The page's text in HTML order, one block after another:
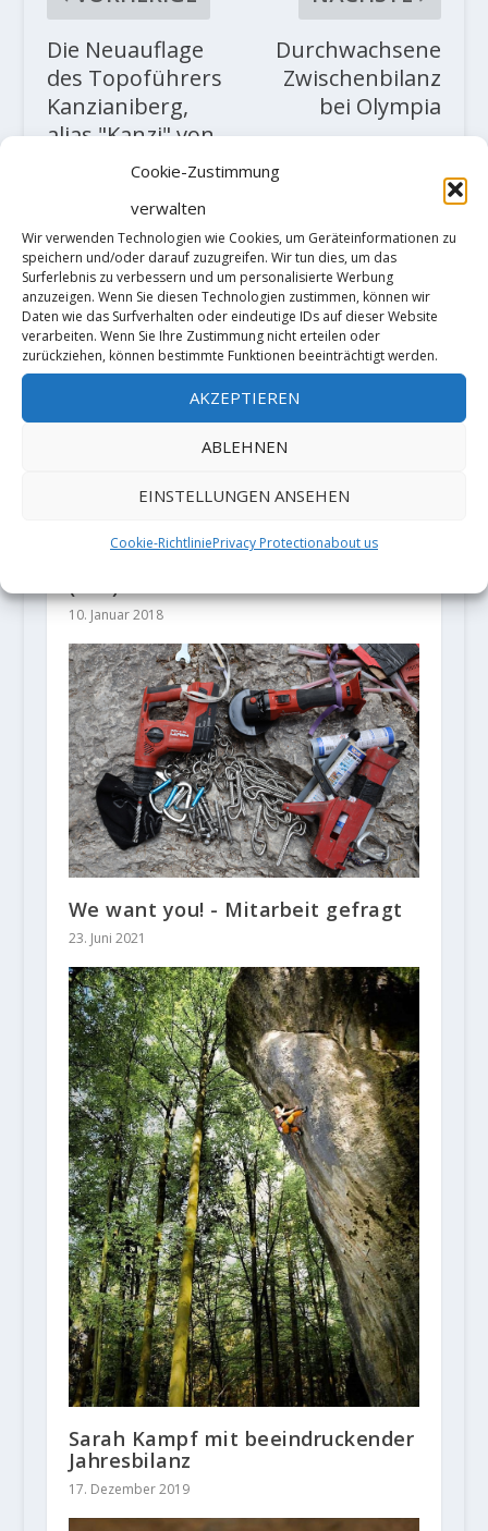
Cookie-Zustimmung
verwalten
Wir verwenden Technologien wie Cookies, um Geräteinformationen zu
speichern und/oder darauf zuzugreifen. Wir tun dies, um das
Surferlebnis zu verbessern und um personalisierte Werbung
anzuzeigen. Wenn Sie diesen Technologien zustimmen, können wir
Daten wie das Surfverhalten oder eindeutige IDs auf dieser Website
verarbeiten. Wenn Sie Ihre Zustimmung nicht erteilen oder
zurückziehen, können bestimmte Funktionen beeinträchtigt werden.
AKZEPTIEREN
ABLEHNEN
EINSTELLUNGEN ANSEHEN
Cookie-RichtliniePrivacy Protectionabout us
Die Neuauflage
des Topoführers
Kanzianiberg,
alias "Kanzi" von
Anika Ferlitsch
Durchwachsene
Zwischenbilanz
bei Olympia
ZUSAMMENHÄNGENDE POSTS
10. Januar 2018
We want you! - Mitarbeit gefragt
23. Juni 2021
Sarah Kampf mit beeindruckender
Jahresbilanz
17. Dezember 2019